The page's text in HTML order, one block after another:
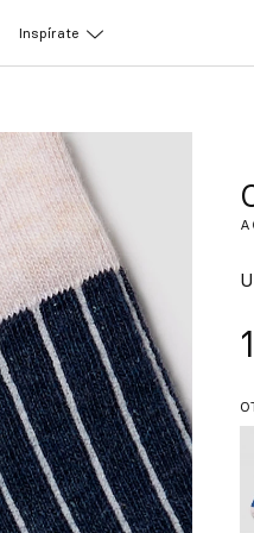
Inspírate